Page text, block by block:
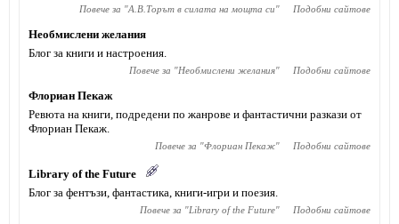
Повече за "А.В.Торът в силата на мощта си" Подобни сайтове
Необмислени желания
Блог за книги и настроения.
Повече за "Необмислени желания" Подобни сайтове
Флориан Пекаж
Ревюта на книги, подредени по жанрове и фантастични разкази от
Флориан Пекаж.
Повече за "Флориан Пекаж" Подобни сайтове
Library of the Future
Блог за фентъзи, фантастика, книги-игри и поезия.
Повече за "Library of the Future" Подобни сайтове